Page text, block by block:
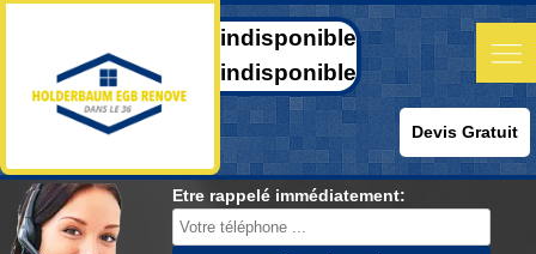
indisponible
indisponible
Devis Gratuit
Etre rappelé immédiatement: